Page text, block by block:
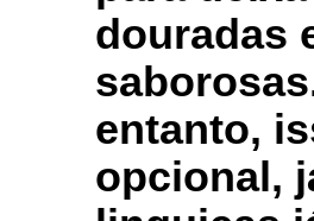
douradas
entanto,
opcional,